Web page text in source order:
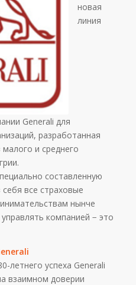
новая
линия
Generali для
разработанная
и среднего
составленную
все страховые
нынче
компанией − это
летнего успеха Generali
взаимном доверии